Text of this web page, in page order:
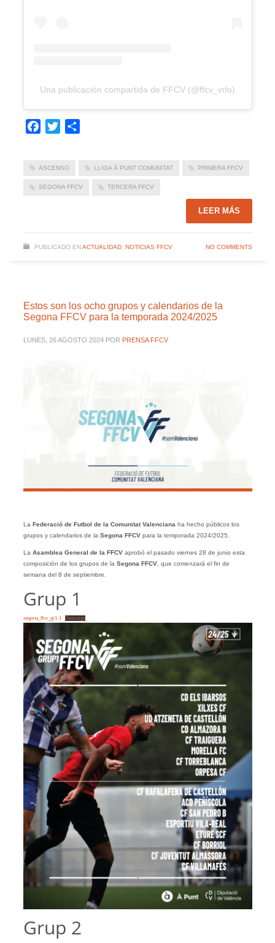
Una publicación compartida de FFCV (@ffcv_info)
Facebook
Twitter
ASCENSO LLIGA À PUNT COMUNITAT PRIMERA FFCV
SEGONA FFCV TERCERA FFCV
LEER MÁS
PUBLICADO EN ACTUALIDAD, NOTICIAS FFCV NO COMMENTS
Estos son los ocho grupos y calendarios de la
Segona FFCV para la temporada 2024/2025
LUNES, 26 AGOSTO 2024 POR PRENSA FFCV
La Federació de Futbol de la Comunitat Valenciana ha hecho públicos los
grupos y calendarios de la Segona FFCVpara la temporada 2024/2025.
La Asamblea General de la FFCVaprobó el pasado viernes 28 de junio esta
composición de los grupos de la Segona FFCV, que comenzará el fin de
semana del 8 de septiembre.
Grup 1
segona_ffcv_gr1-1 Descarga
Grup 2